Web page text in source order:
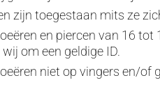
zijn toegestaan mits ze
en piercen van 16
om een geldige ID.
niet op vingers en/of